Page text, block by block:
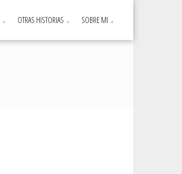
OTRAS HISTORIAS SOBRE MI